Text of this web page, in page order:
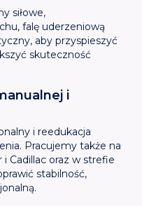
siłowe,
falę uderzeniową
aby przyspieszyć
skuteczność
i
i reedukacja
Pracujemy także na
Cadillac oraz w strefie
stabilność,